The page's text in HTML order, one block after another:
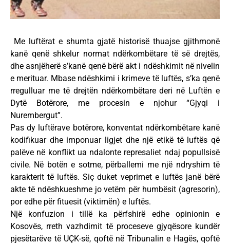
Me luftërat e shumta gjatë historisë thuajse gjithmonë
kanë qenë shkelur normat ndërkombëtare të së drejtës,
dhe asnjëherë s’kanë qenë bërë akt i ndëshkimit në nivelin
e merituar. Mbase ndëshkimi i krimeve të luftës, s’ka qenë
rregulluar me të drejtën ndërkombëtare deri në Luftën e
Dytë Botërore, me procesin e njohur “Gjyqi i
Nurembergut”.
Pas dy luftërave botërore, konventat ndërkombëtare kanë
kodifikuar dhe imponuar ligjet dhe një etikë të luftës që
palëve në konflikt ua ndalonte represaliet ndaj popullsisë
civile. Në botën e sotme, përballemi me një ndryshim të
karakterit të luftës. Siç duket veprimet e luftës janë bërë
akte të ndëshkueshme jo vetëm për humbësit (agresorin),
por edhe për fituesit (viktimën) e luftës.
Një konfuzion i tillë ka përfshirë edhe opinionin e
Kosovës, rreth vazhdimit të proceseve gjyqësore kundër
pjesëtarëve të UÇK-së, qoftë në Tribunalin e Hagës, qoftë